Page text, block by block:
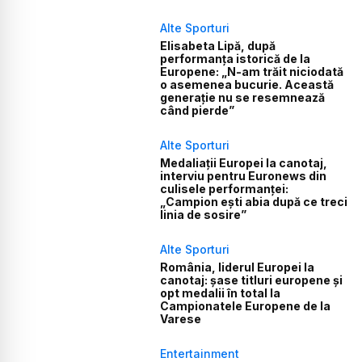
Alte Sporturi
Elisabeta Lipă, după
performanța istorică de la
Europene: „N-am trăit niciodată
o asemenea bucurie. Această
generație nu se resemnează
când pierde”
Alte Sporturi
Medaliații Europei la canotaj,
interviu pentru Euronews din
culisele performanței:
„Campion ești abia după ce treci
linia de sosire”
Alte Sporturi
România, liderul Europei la
canotaj: șase titluri europene și
opt medalii în total la
Campionatele Europene de la
Varese
Entertainment